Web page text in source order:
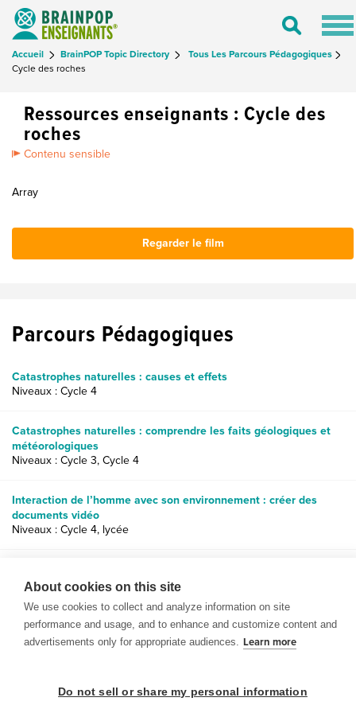
Toggle
Accueil BrainPOP Topic Directory
Tous Les Parcours Pédagogiques
Cycle des roches
Ressources enseignants : Cycle des
roches
Contenu sensible
Array
Regarder le film
Parcours Pédagogiques
Catastrophes naturelles : causes et effets
Niveaux : Cycle 4
Catastrophes naturelles : comprendre les faits géologiques et
météorologiques
Niveaux : Cycle 3, Cycle 4
Interaction de l’homme avec son environnement : créer des
documents vidéo
Niveaux : Cycle 4, lycée
saisonniers / changement du climat mondial
About cookies on this site
We use cookies to collect and analyze information on site
performance and usage, and to enhance and customize content and
advertisements only for appropriate audiences. Learn more
Do not sell or share my personal information